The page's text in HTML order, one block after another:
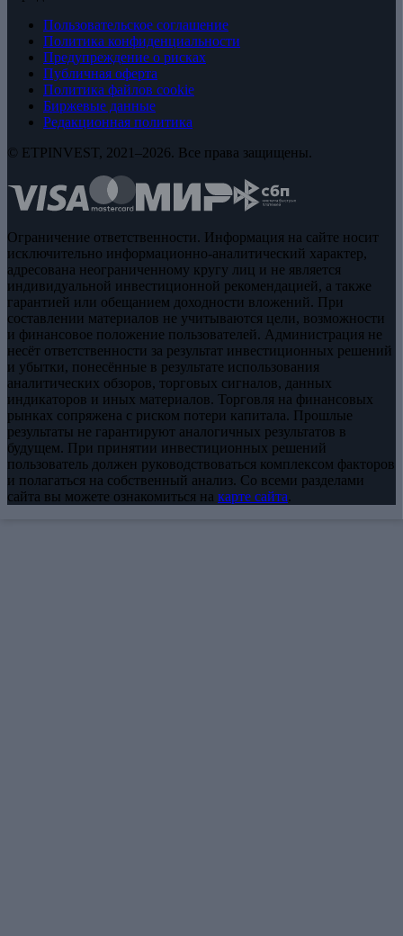
Пользовательское соглашение
Политика конфиденциальности
Предупреждение о рисках
Публичная оферта
Политика файлов cookie
Биржевые данные
Редакционная политика
© ETPINVEST, 2021–2026. Все права защищены.
Ограничение ответственности. Информация на сайте носит
исключительно информационно-аналитический характер,
адресована неограниченному кругу лиц и не является
индивидуальной инвестиционной рекомендацией, а также
гарантией или обещанием доходности вложений. При
составлении материалов не учитываются цели, возможности
и финансовое положение пользователей. Администрация не
несёт ответственности за результат инвестиционных решений
и убытки, понесённые в результате использования
аналитических обзоров, торговых сигналов, данных
индикаторов и иных материалов. Торговля на финансовых
рынках сопряжена с риском потери капитала. Прошлые
результаты не гарантируют аналогичных результатов в
будущем. При принятии инвестиционных решений
пользователь должен руководствоваться комплексом факторов
и полагаться на собственный анализ. Со всеми разделами
сайта вы можете ознакомиться на карте сайта.